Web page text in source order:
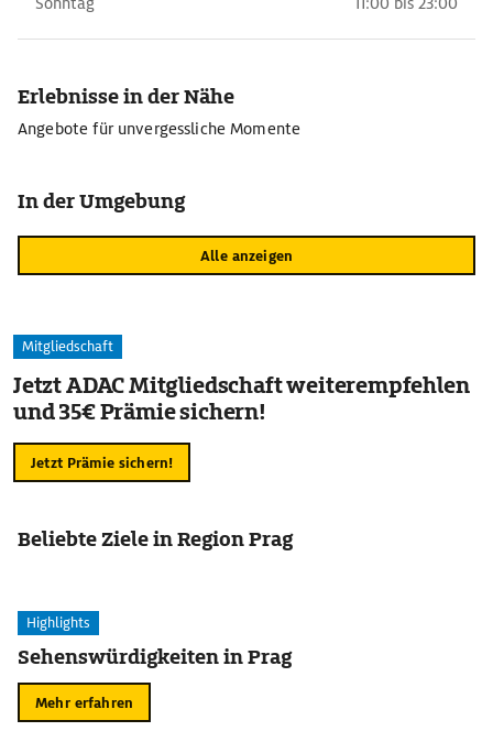
Erlebnisse in der Nähe
Angebote für unvergessliche Momente
In der Umgebung
Alle anzeigen
Mitgliedschaft
Jetzt ADAC Mitgliedschaft weiterempfehlen
und 35€ Prämie sichern!
Jetzt Prämie sichern!
Beliebte Ziele in Region Prag
Highlights
Sehenswürdigkeiten in Prag
Mehr erfahren